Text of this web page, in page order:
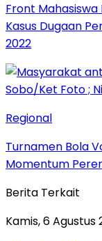
Front Mahasiswa
Kasus Dugaan
2022
Regional
Turnamen Bola
Momentum
Berita Terkait
Kamis, 6 Agustus